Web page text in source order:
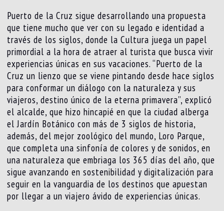
Puerto de la Cruz sigue desarrollando una propuesta
que tiene mucho que ver con su legado e identidad a
través de los siglos, donde la Cultura juega un papel
primordial a la hora de atraer al turista que busca vivir
experiencias únicas en sus vacaciones. “Puerto de la
Cruz un lienzo que se viene pintando desde hace siglos
para conformar un diálogo con la naturaleza y sus
viajeros, destino único de la eterna primavera”, explicó
el alcalde, que hizo hincapié en que la ciudad alberga
el Jardín Botánico con más de 3 siglos de historia,
además, del mejor zoológico del mundo, Loro Parque,
que completa una sinfonía de colores y de sonidos, en
una naturaleza que embriaga los 365 días del año, que
sigue avanzando en sostenibilidad y digitalización para
seguir en la vanguardia de los destinos que apuestan
por llegar a un viajero ávido de experiencias únicas.